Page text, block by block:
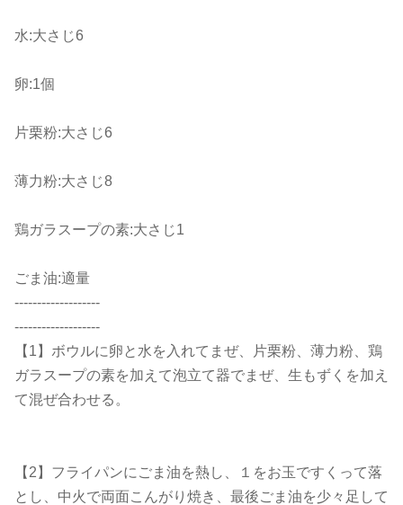
水:大さじ6
卵:1個
片栗粉:大さじ6
薄力粉:大さじ8
鶏ガラスープの素:大さじ1
ごま油:適量
-------------------
-------------------
【1】ボウルに卵と水を入れてまぜ、片栗粉、薄力粉、鶏
ガラスープの素を加えて泡立て器でまぜ、生もずくを加え
て混ぜ合わせる。
【2】フライパンにごま油を熱し、１をお玉ですくって落
とし、中火で両面こんがり焼き、最後ごま油を少々足して